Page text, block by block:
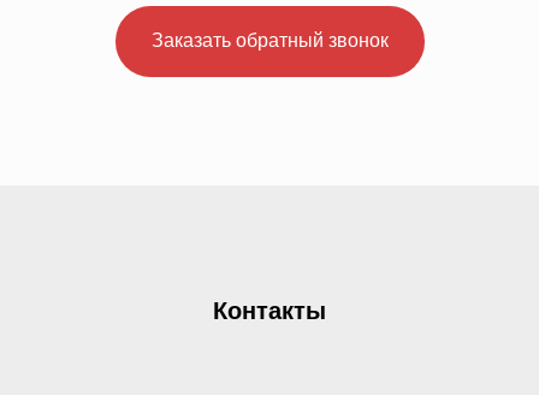
Заказать обратный звонок
Контакты